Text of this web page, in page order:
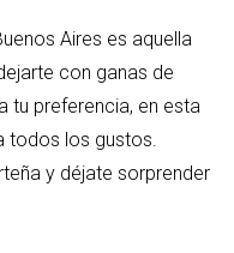
Aires es aquella
con ganas de
tu preferencia, en esta
todos los gustos.
y déjate sorprender